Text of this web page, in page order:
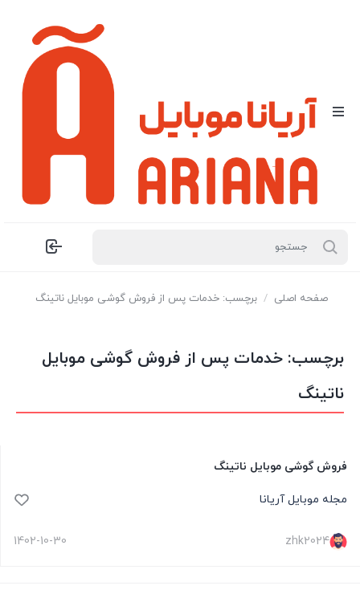
صفحه اصلی / برچسب: خدمات پس از فروش گوشی موبایل ناتینگ
برچسب: خدمات پس از فروش گوشی موبایل
ناتینگ
فروش گوشی موبایل ناتینگ
مجله موبایل آریانا
zhk2024
1402-10-30